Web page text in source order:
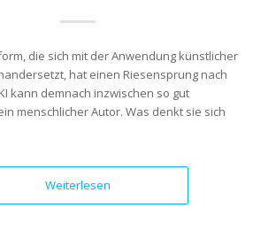
die sich mit der Anwendung künstlicher
hat einen Riesensprung nach
kann demnach inzwischen so gut
menschlicher Autor. Was denkt sie sich
Weiterlesen